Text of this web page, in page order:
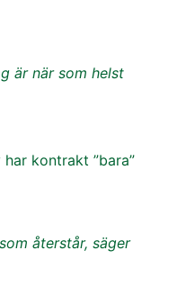
är när som helst
kontrakt ”bara”
återstår, säger